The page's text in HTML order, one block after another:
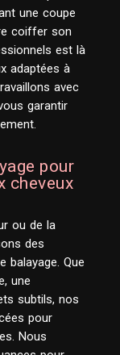
une coupe
coiffer son
est là
adaptées à
avec
garantir
pour
cheveux
ou de la
des
balayage. Que
une
subtils, nos
pour
Nous